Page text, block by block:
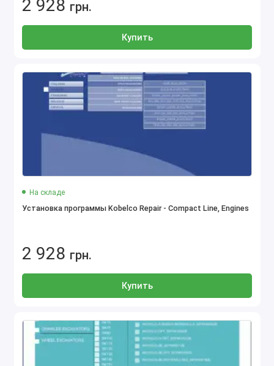
2 928 грн.
Купить
На складе
Установка программы Kobelco Repair - Compact Line, Engines
2 928 грн.
Купить